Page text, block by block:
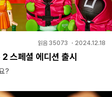
읽음 35073 ・ 2024.12.18
스페셜 에디션 출시
?